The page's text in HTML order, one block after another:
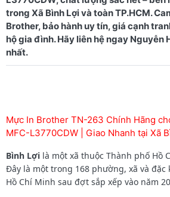
trong Xã Bình Lợi và toàn TP.HCM.
Brother, bảo hành uy tín, giá cạnh
hộ gia đình. Hãy liên hệ ngay Nguyễn
Mực In Brother TN-263 Chính Hãng
MFC-L3770CDW | Giao Nhanh tại Xã
Bình Lợi là một xã thuộc Thành phố Hồ
Đây là một trong 168 phường, xã và
Hồ Chí Minh sau đợt sắp xếp vào năm